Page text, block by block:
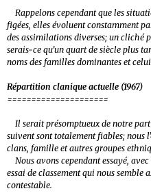
Rappelons cependant que les
figées, elles évoluent constamment
des assimilations diverses; un cliché
serais-ce qu’un quart de siècle plus
noms des familles dominantes et
Répartition clanique actuelle (1967)
=====================
Il serait présomptueux de notre
suivent sont totalement fiables; nous
clans, famille et autres groupes
Nous avons cependant essayé,
essai de classement qui nous semble
contestable.